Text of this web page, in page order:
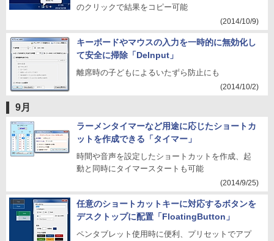
のクリックで結果をコピー可能
(2014/10/9)
キーボードやマウスの入力を一時的に無効化し
て安全に掃除「DeInput」
離席時の子どもによるいたずら防止にも
(2014/10/2)
9月
ラーメンタイマーなど用途に応じたショートカ
ットを作成できる「タイマー」
時間や音声を設定したショートカットを作成、起
動と同時にタイマースタートも可能
(2014/9/25)
任意のショートカットキーに対応するボタンを
デスクトップに配置「FloatingButton」
ペンタブレット使用時に便利、プリセットでアプ